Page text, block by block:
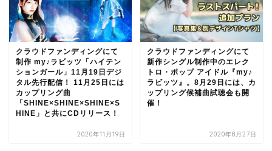
クラウドファンディングにて
制作 my♪ラビッツ「ハイテン
ションガール」11月19日デジ
タル先行配信！ 11月25日には
カップリング曲
「SHINE×SHINE×SHINE×S
HINE」と共にCDリリース！
2020年11月19日
クラウドファンディングにて
新作シングル制作中のエレク
トロ・ポップ アイドル『my♪
ラビッツ』。8月29日には、カ
ップリング候補曲試聴会も開
催！
2020年8月27日